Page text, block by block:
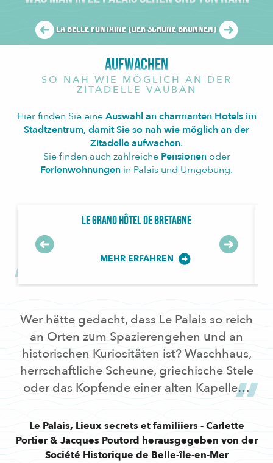
La Belle Fontaine (Der schöne Brunnen)
AUFWACHEN
SO NAH WIE MÖGLICH AN DER
ZITADELLE VAUBAN
Hier finden Sie eineAuswahl an charmanten Hotels im
Stadtzentrum, damit Sie so nah wie möglich an der
Zitadelle aufwachen.
Sie finden auch zahlreiche Pensionenoder
Ferienwohnungen in Palais und Umgebung.
Le Grand Hôtel de Bretagne
MEHR ERFAHREN
Wer hätte gedacht, dass Le Palais so reich
an Orten zum Spazierengehen und an
historischen Kuriositäten ist? Waschhaus,
herrschaftliche Scheune, griechische Stele
oder das Kopfende einer alten Kapelle…
Le Palais, Lieux secrets et familiiers - Carlette
Portier & Jacques Poutord herausgegeben von der
Société Historique de Belle-île-en-Mer